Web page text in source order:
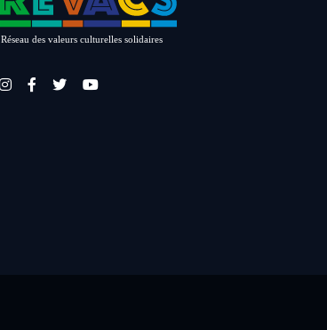
Réseau des valeurs culturelles solidaires